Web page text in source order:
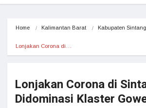
Home Kalimantan Barat Kabupaten Sintang
Lonjakan Corona di…
Lonjakan Corona di
Didominasi Klaster